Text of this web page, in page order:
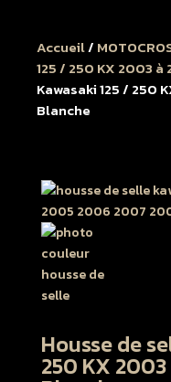
Accueil/
125 / 250 KX 2003 à
Kawasaki 125 / 250
Blanche
Housse de
250 KX